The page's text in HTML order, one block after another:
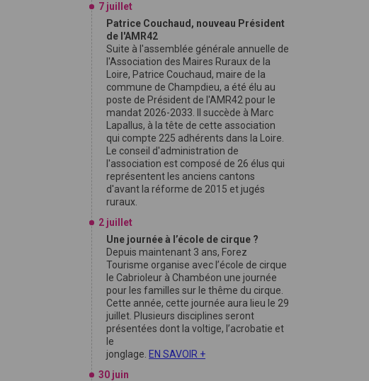
7 juillet
Patrice Couchaud, nouveau Président
de l'AMR42
Suite à l'assemblée générale annuelle de
l'Association des Maires Ruraux de la
Loire, Patrice Couchaud, maire de la
commune de Champdieu, a été élu au
poste de Président de l'AMR42 pour le
mandat 2026-2033. Il succède à Marc
Lapallus, à la tête de cette association
qui compte 225 adhérents dans la Loire.
Le conseil d'administration de
l'association est composé de 26 élus qui
représentent les anciens cantons
d'avant la réforme de 2015 et jugés
ruraux.
2 juillet
Une journée à l’école de cirque ?
Depuis maintenant 3 ans, Forez
Tourisme organise avec l’école de cirque
le Cabrioleur à Chambéon une journée
pour les familles sur le thême du cirque.
Cette année, cette journée aura lieu le 29
juillet. Plusieurs disciplines seront
présentées dont la voltige, l’acrobatie et
le
jonglage. EN SAVOIR +
30 juin